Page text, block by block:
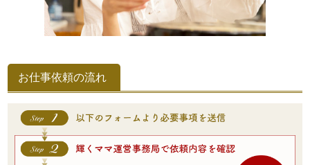
お仕事依頼の流れ